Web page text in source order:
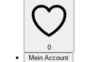
0
Mein Account